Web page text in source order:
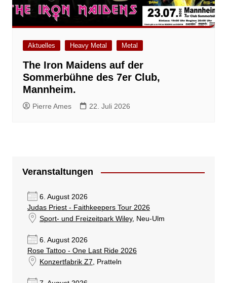
Aktuelles Heavy Metal Metal
The Iron Maidens auf der
Sommerbühne des 7er Club,
Mannheim.
Pierre Ames 22. Juli 2026
Veranstaltungen
6. August 2026
Judas Priest - Faithkeepers Tour 2026
Sport- und Freizeitpark Wiley, Neu-Ulm
6. August 2026
Rose Tattoo - One Last Ride 2026
Konzertfabrik Z7, Pratteln